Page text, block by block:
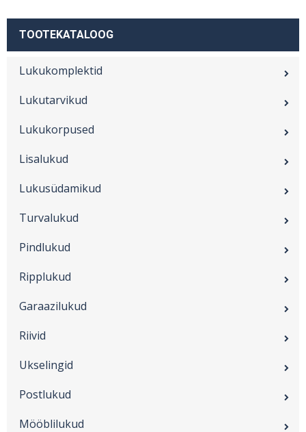
TOOTEKATALOOG
Lukukomplektid
Lukutarvikud
Lukukorpused
Lisalukud
Lukusüdamikud
Turvalukud
Pindlukud
Ripplukud
Garaazilukud
Riivid
Ukselingid
Postlukud
Mööblilukud